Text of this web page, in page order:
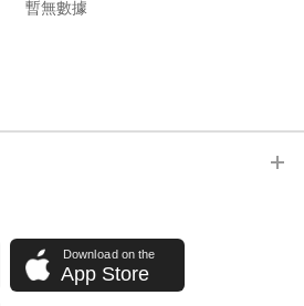
暫無數據
Download on the
App Store